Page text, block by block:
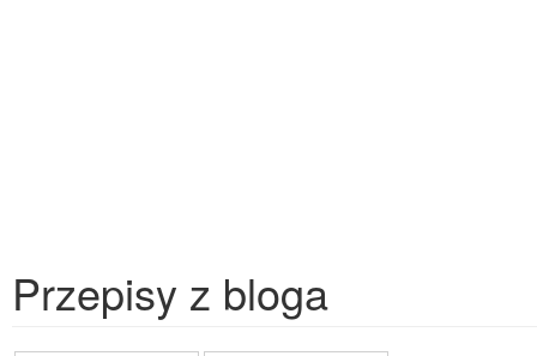
Przepisy z bloga